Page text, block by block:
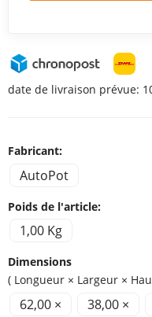
date de livraison prévue:
Fabricant:
AutoPot
Poids de l'article:
1,00 Kg
Dimensions
( Longueur × Largeur ×
62,00 × 38,00 ×